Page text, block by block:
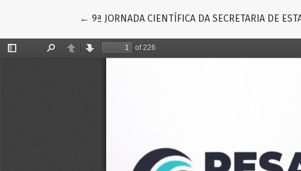
← Voltar aos Detalhes do Artigo
9ª JORNADA CIENTÍFICA DA SECRETARIA DE